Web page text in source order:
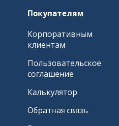
Покупателям
Корпоративным
клиентам
Пользовательское
соглашение
Калькулятор
Обратная связь